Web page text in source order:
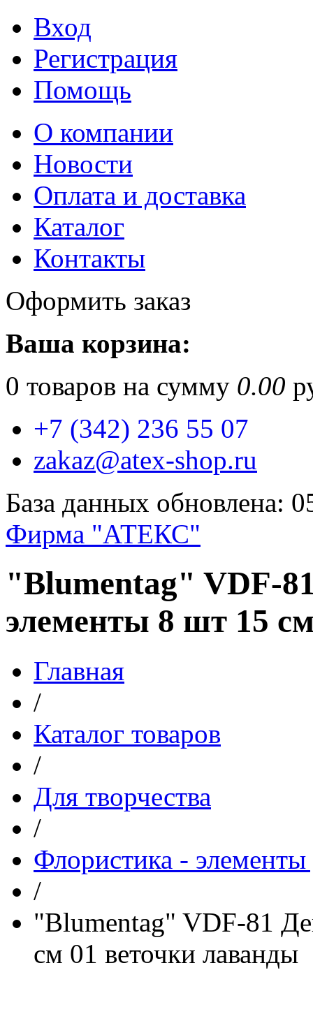
Вход
Регистрация
Помощь
О компании
Новости
Оплата и доставка
Каталог
Контакты
Оформить заказ
Ваша корзина:
0 товаров на сумму 0.00
+7 (342) 236 55 07
zakaz@atex-shop.ru
База данных обновлена:
Фирма "АТЕКС"
"Blumentag" VDF-
элементы 8 шт 15
Главная
/
Каталог товаров
/
Для творчества
/
Флористика - элементы
/
"Blumentag" VDF-81
см 01 веточки лаванды